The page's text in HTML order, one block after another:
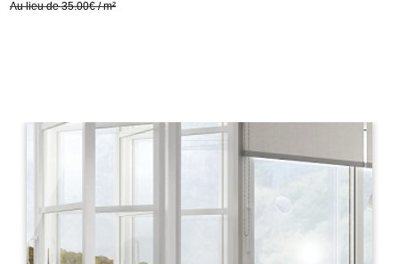
Au lieu de 35.00€ / m²